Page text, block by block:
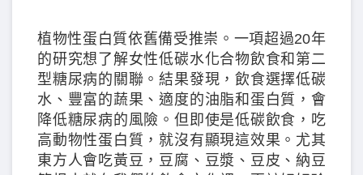
植物性蛋白質依舊備受推崇。一項超過20年
的研究想了解女性低碳水化合物飲食和第二
型糖尿病的關聯。結果發現，飲食選擇低碳
水、豐富的蔬果、適度的油脂和蛋白質，會
降低糖尿病的風險。但即使是低碳飲食，吃
高動物性蛋白質，就沒有顯現這效果。尤其
東方人會吃黃豆，豆腐、豆漿、豆皮、納豆